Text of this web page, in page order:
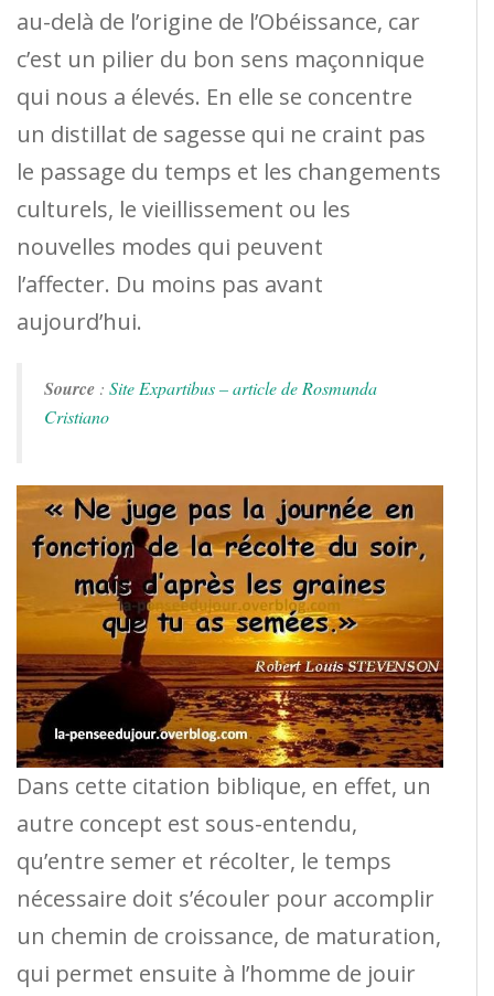
au-delà de l’origine de l’Obéissance, car
c’est un pilier du bon sens maçonnique
qui nous a élevés. En elle se concentre
un distillat de sagesse qui ne craint pas
le passage du temps et les changements
culturels, le vieillissement ou les
nouvelles modes qui peuvent
l’affecter. Du moins pas avant
aujourd’hui.
Source : Site Expartibus – article de Rosmunda
Cristiano
Dans cette citation biblique, en effet, un
autre concept est sous-entendu,
qu’entre semer et récolter, le temps
nécessaire doit s’écouler pour accomplir
un chemin de croissance, de maturation,
qui permet ensuite à l’homme de jouir